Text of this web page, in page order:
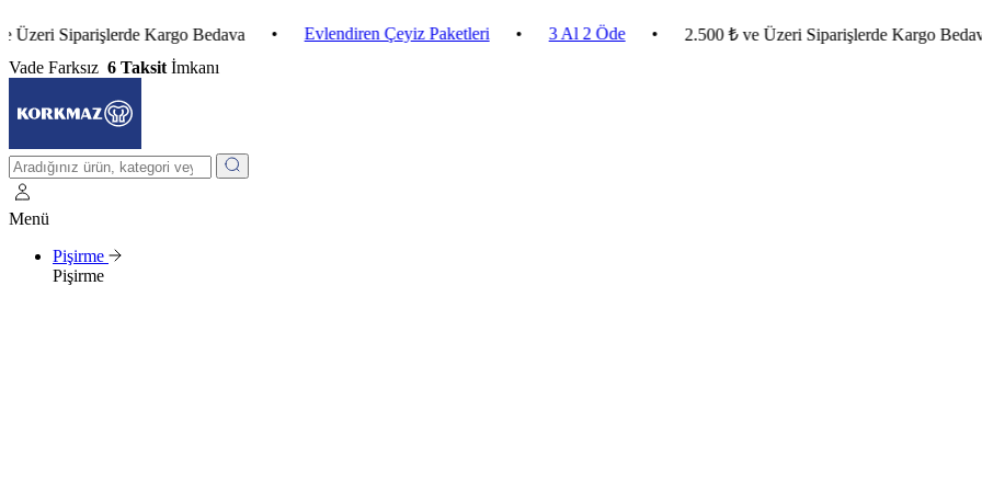
Kargo Bedava • Evlendiren Çeyiz Paketleri • 3 Al 2 Öde • 2.500 ₺ ve Üzeri Siparişlerde Kargo Bedava •
Vade Farksız 6 Taksit İmkanı
Menü
Pişirme
Pişirme